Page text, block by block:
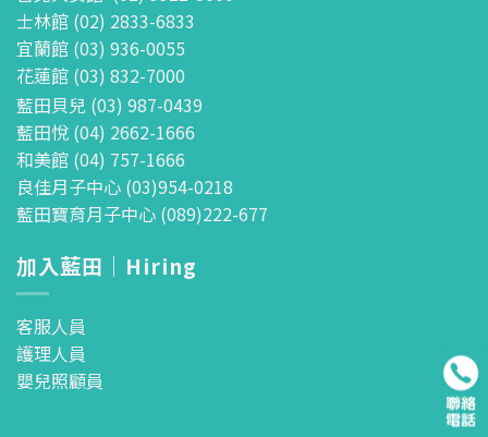
士林館 (02) 2833-6833
宜蘭館 (03) 936-0055
花蓮館 (03) 832-7000
藍田貝兒 (03) 987-0439
藍田悅 (04) 2662-1666
和美館 (04) 757-1666
良佳月子中心 (03)954-0218
藍田寶育月子中心 (089)222-677
加入藍田｜Hiring
客服人員
護理人員
嬰兒照顧員